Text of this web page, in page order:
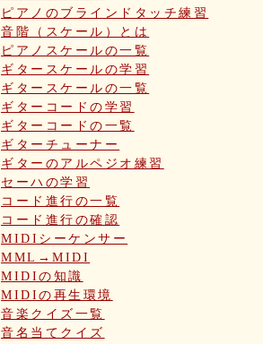
ピアノのブラインドタッチ練習
音階（スケール）とは
ピアノスケールの一覧
ギタースケールの学習
ギタースケールの一覧
ギターコードの学習
ギターコードの一覧
ギターチューナー
ギターのアルペジオ練習
セーハの学習
コード進行の一覧
コード進行の確認
MIDIシーケンサー
MML→MIDI
MIDIの知識
MIDIの再生環境
音楽クイズ一覧
音名当てクイズ